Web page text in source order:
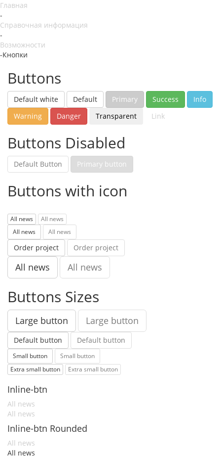
Главная
-
Справочная информация
-
Возможности
-Кнопки
Buttons
Default white Default Primary Success
Info
Warning
Danger Transparent Link
Buttons Disabled
Default Button Primary button
Buttons with icon
All news
All news
All news
All news
Order project Order project
All news All news
Buttons Sizes
Large button Large button
Default button Default button
Small button
Small button
Extra small button
Extra small button
Inline-btn
All news
All news
Inline-btn Rounded
All news
All news